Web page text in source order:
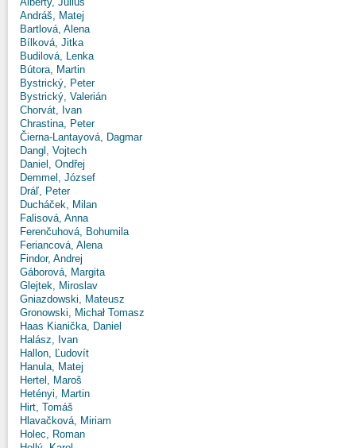
Andráš, Matej
Bartlová, Alena
Bílková, Jitka
Budilová, Lenka
Bútora, Martin
Bystrický, Peter
Bystrický, Valerián
Chorvát, Ivan
Chrastina, Peter
Čierna-Lantayová, Dagmar
Dangl, Vojtech
Daniel, Ondřej
Demmel, József
Dráľ, Peter
Ducháček, Milan
Falisová, Anna
Ferenčuhová, Bohumila
Feriancová, Alena
Findor, Andrej
Gáborová, Margita
Glejtek, Miroslav
Gniazdowski, Mateusz
Gronowski, Michał Tomasz
Haas Kianička, Daniel
Halász, Ivan
Hallon, Ľudovít
Hanula, Matej
Hertel, Maroš
Hetényi, Martin
Hirt, Tomáš
Hlavačková, Miriam
Holec, Roman